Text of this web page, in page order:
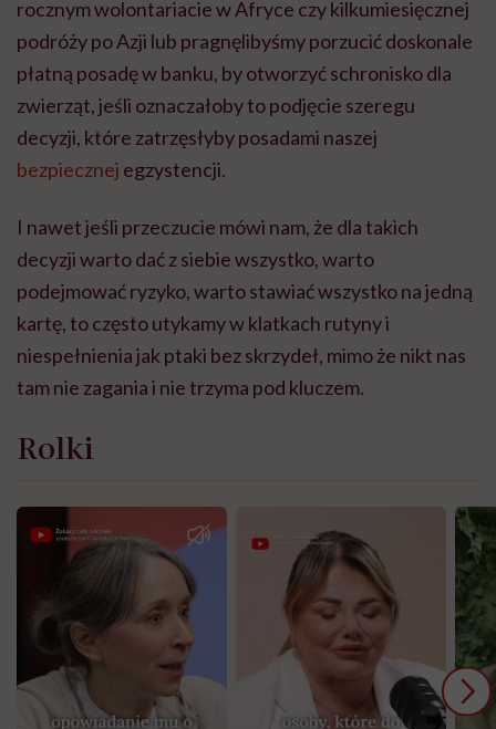
rocznym wolontariacie w Afryce czy kilkumiesięcznej
podróży po Azji lub pragnęlibyśmy porzucić doskonale
płatną posadę w banku, by otworzyć schronisko dla
zwierząt, jeśli oznaczałoby to podjęcie szeregu
decyzji, które zatrzęsłyby posadami naszej
bezpiecznej egzystencji.
I nawet jeśli przeczucie mówi nam, że dla takich
decyzji warto dać z siebie wszystko, warto
podejmować ryzyko, warto stawiać wszystko na jedną
kartę, to często utykamy w klatkach rutyny i
niespełnienia jak ptaki bez skrzydeł, mimo że nikt nas
tam nie zagania i nie trzyma pod kluczem.
Rolki